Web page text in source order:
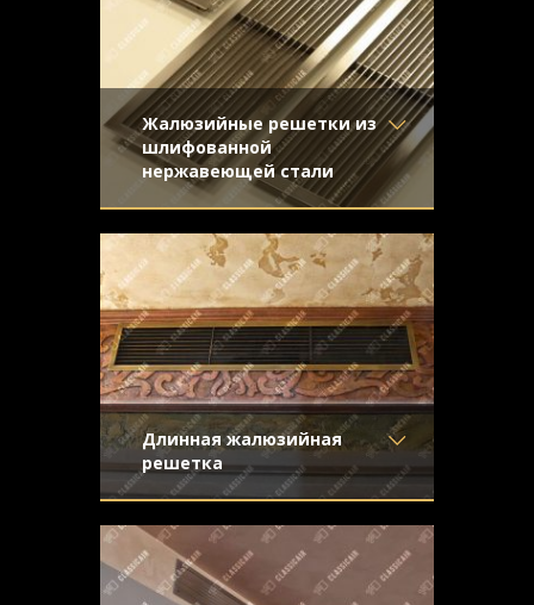
Жалюзийные решетки из
шлифованной
нержавеющей стали
Материал- Нержавеющая
сталь
Отделка- Шлифованная
нержавейка
Узор-
Конструкция- Жалюзи
стали для вентиляции. Отделка -
направленная шлифовка
Длинная жалюзийная
решетка
Материал- Латунь
Отделка- Старение с
эффектом затёртости
Узор
-
Конструкция- Жалюзи
из латуни со средним старением и
эффектом затертости